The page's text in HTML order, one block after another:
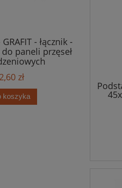
- łącznik -
paneli przęseł
2,60 zł
koszyka